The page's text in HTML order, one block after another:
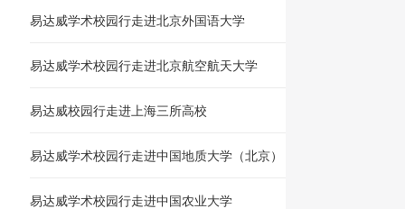
易达威学术校园行走进北京外国语大学
易达威学术校园行走进北京航空航天大学
易达威校园行走进上海三所高校
易达威学术校园行走进中国地质大学（北京）
易达威学术校园行走进中国农业大学